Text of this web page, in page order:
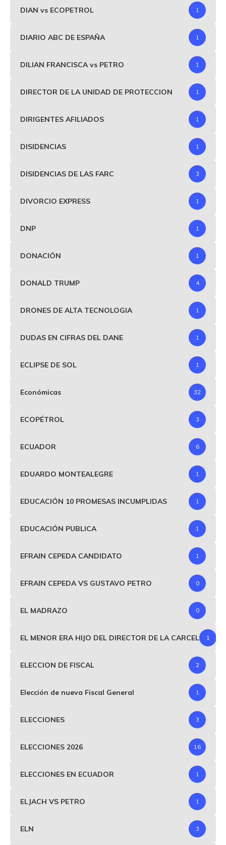
DIAN vs ECOPETROL 1
DIARIO ABC DE ESPAÑA 1
DILIAN FRANCISCA vs PETRO 1
DIRECTOR DE LA UNIDAD DE PROTECCION 1
DIRIGENTES AFILIADOS 1
DISIDENCIAS 1
DISIDENCIAS DE LAS FARC 3
DIVORCIO EXPRESS 1
DNP 1
DONACIÓN 1
DONALD TRUMP 4
DRONES DE ALTA TECNOLOGIA 1
DUDAS EN CIFRAS DEL DANE 1
ECLIPSE DE SOL 1
Económicas 32
ECOPÉTROL 3
ECUADOR 6
EDUARDO MONTEALEGRE 1
EDUCACIÓN 10 PROMESAS INCUMPLIDAS 1
EDUCACIÓN PUBLICA 1
EFRAIN CEPEDA CANDIDATO 1
EFRAIN CEPEDA VS GUSTAVO PETRO 0
EL MADRAZO 0
EL MENOR ERA HIJO DEL DIRECTOR DE LA CARCEL 1
ELECCION DE FISCAL 2
Elección de nueva Fiscal General 1
ELECCIONES 3
ELECCIONES 2026 16
ELECCIONES EN ECUADOR 1
ELJACH VS PETRO 1
ELN 3